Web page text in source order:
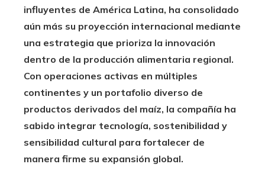
influyentes de América Latina, ha consolidado
aún más su proyección internacional mediante
una estrategia que prioriza la innovación
dentro de la producción alimentaria regional.
Con operaciones activas en múltiples
continentes y un portafolio diverso de
productos derivados del maíz, la compañía ha
sabido integrar tecnología, sostenibilidad y
sensibilidad cultural para fortalecer de
manera firme su expansión global.